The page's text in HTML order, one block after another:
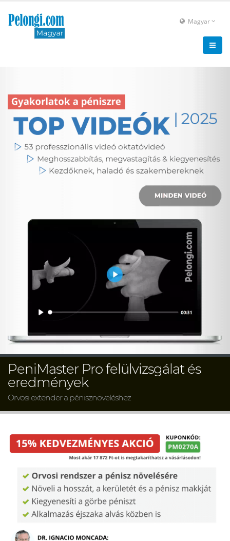
Magyar
PeniMaster Pro felülvizsgálat és
eredmények
Orvosi extender a pénisznöveléshez